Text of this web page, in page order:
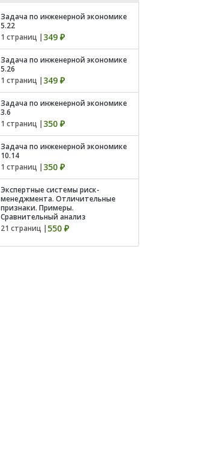
Задача по инженерной экономике
5.22
1 страниц | 349 ₽
Задача по инженерной экономике
5.26
1 страниц | 349 ₽
Задача по инженерной экономике
3.6
1 страниц | 350 ₽
Задача по инженерной экономике
10.14
1 страниц | 350 ₽
Экспертные системы риск-
менеджмента. Отличительные
признаки. Примеры.
Сравнительный анализ
21 страниц | 550 ₽